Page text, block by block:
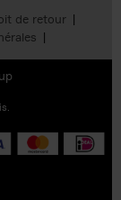
de retour